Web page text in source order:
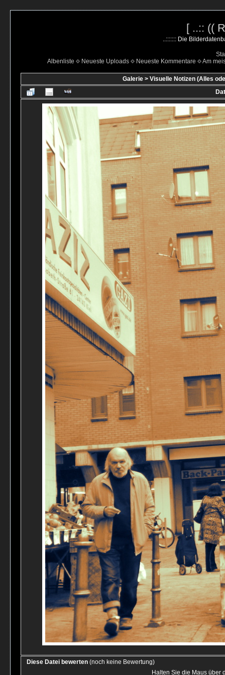
[ ..:: ((
..::::::: Die
Albenliste
Neueste Uploads Neueste Kommentare Am
Galerie > Visuelle Notizen (Alles
Diese Datei bewerten (noch keine Bewertung)
Halten Sie die Maus über